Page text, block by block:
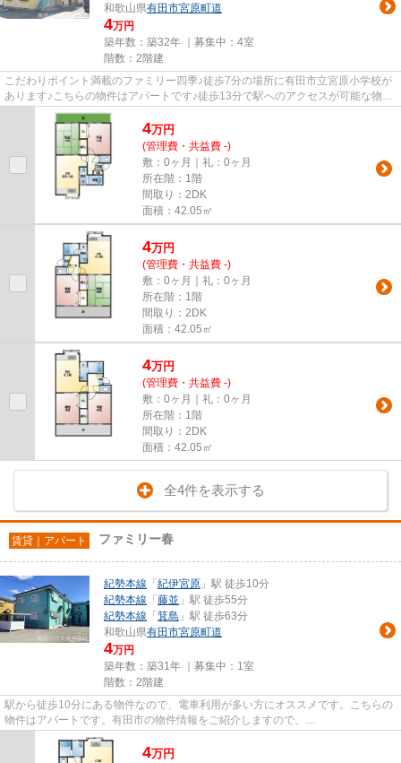
和歌山県有田市宮原町道
4万円
築年数：築32年 ｜募集中： 4室
階数：2階建
こだわりポイント満載のファミリー四季♪徒歩7分の場所に有田市立宮原小学校が
あります♪こちらの物件はアパートです♪徒歩13分で駅へのアクセスが可能な物件
です♪紀勢本線紀伊宮原周辺の...
4万円
(管理費・共益費 -)
敷：0ヶ月｜礼：0ヶ月
所在階：1階
間取り：2DK
面積：42.05㎡
4万円
(管理費・共益費 -)
敷：0ヶ月｜礼：0ヶ月
所在階：1階
間取り：2DK
面積：42.05㎡
4万円
(管理費・共益費 -)
敷：0ヶ月｜礼：0ヶ月
所在階：1階
間取り：2DK
面積：42.05㎡
全4件を表示する
賃貸｜アパート ファミリー春
紀勢本線 「 紀伊宮原 」駅 徒歩10分
紀勢本線 「 藤並 」駅 徒歩55分
紀勢本線 「 箕島 」駅 徒歩63分
和歌山県有田市宮原町道
4万円
築年数：築31年 ｜募集中： 1室
階数：2階建
駅から徒歩10分にある物件なので、電車利用が多い方にオススメです。こちらの
物件はアパートです。有田市の物件情報をご紹介しますので、
info@aridahouse.comからご連絡ください。当社...
4万円